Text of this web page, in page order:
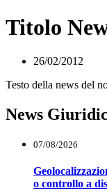
Titolo
26/02/2012
Testo della news del
News
07/08/2026
o controllo a